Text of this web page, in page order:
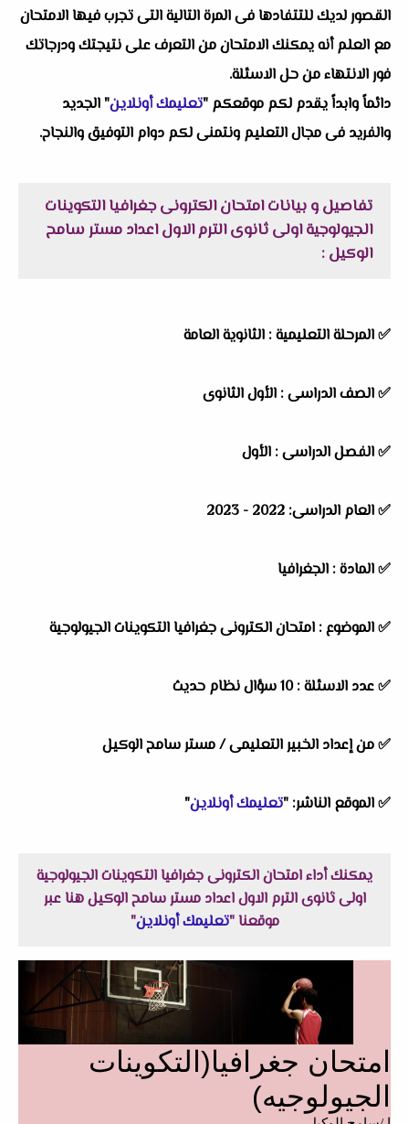
القصور لديك للتتفادها فى المرة التالية التى تجرب فيها الامتحان
مع العلم أنه يمكنك الامتحان من التعرف على نتيجتك ودرجاتك
فور الانتهاء من حل الاسئلة.
دائماً وابداً يقدم لكم موقعكم "تعليمك أونلاين" الجديد
والفريد فى مجال التعليم ونتمنى لكم دوام التوفيق والنجاح.
تفاصيل و بيانات امتحان الكترونى جغرافيا التكوينات
الجيولوجية اولى ثانوى الترم الاول اعداد مستر سامح
الوكيل :
✅المرحلة التعليمية : الثانوية العامة
✅الصف الدراسى : الأول الثانوى
✅الفصل الدراسى : الأول
✅العام الدراسى: 2022 - 2023
✅المادة : الجغرافيا
✅الموضوع : امتحان الكترونى جغرافيا التكوينات الجيولوجية
✅عدد الاسئلة : 10 سؤال نظام حديث
✅من إعداد الخبير التعليمى / مستر سامح الوكيل
✅الموقع الناشر: "تعليمك أونلاين"
يمكنك أداء امتحان الكترونى جغرافيا التكوينات الجيولوجية
اولى ثانوى الترم الاول اعداد مستر سامح الوكيل هنا عبر
موقعنا "تعليمك أونلاين"